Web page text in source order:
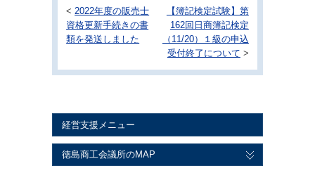
<2022年度の販売士
資格更新手続きの書
類を発送しました
【簿記検定試験】第
162回日商簿記検定
（11/20）１級の申込
受付終了について >
経営支援メニュー
徳島商工会議所のMAP